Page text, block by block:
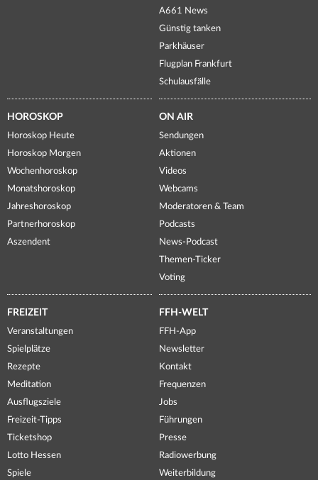
A661 News
Günstig tanken
Parkhäuser
Flugplan Frankfurt
Schulausfälle
HOROSKOP
Horoskop Heute
Horoskop Morgen
Wochenhoroskop
Monatshoroskop
Jahreshoroskop
Partnerhoroskop
Aszendent
ON AIR
Sendungen
Aktionen
Videos
Webcams
Moderatoren & Team
Podcasts
News-Podcast
Themen-Ticker
Voting
FREIZEIT
Veranstaltungen
Spielplätze
Rezepte
Meditation
Ausflugsziele
Freizeit-Tipps
Ticketshop
Lotto Hessen
Spiele
FFH-WELT
FFH-App
Newsletter
Kontakt
Frequenzen
Jobs
Führungen
Presse
Radiowerbung
Weiterbildung